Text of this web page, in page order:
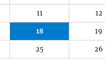
11 12
18 19
25 26